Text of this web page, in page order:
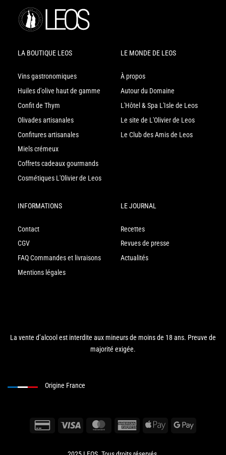
LA BOUTIQUE LEOS
Vins gastronomiques
Huiles d'olive haut de gamme
Confit de Thym
Olivades artisanales
Confitures artisanales
Miels crémeux
Coffrets cadeaux gourmands
Cosmétiques L'Olivier de Leos
LE MONDE DE LEOS
À propos
Autour du Domaine
L'Hôtel & Spa L'Isle de Leos
Le site de L'Olivier de Leos
Le Club des Amis de Leos
INFORMATIONS
Contact
CGV
FAQ Commandes et livraisons
Mentions légales
LE JOURNAL
Recettes
Revues de presse
Actualités
La vente d’alcool est interdite aux mineurs de moins de 18 ans. Preuve de
majorité exigée.
Origine France